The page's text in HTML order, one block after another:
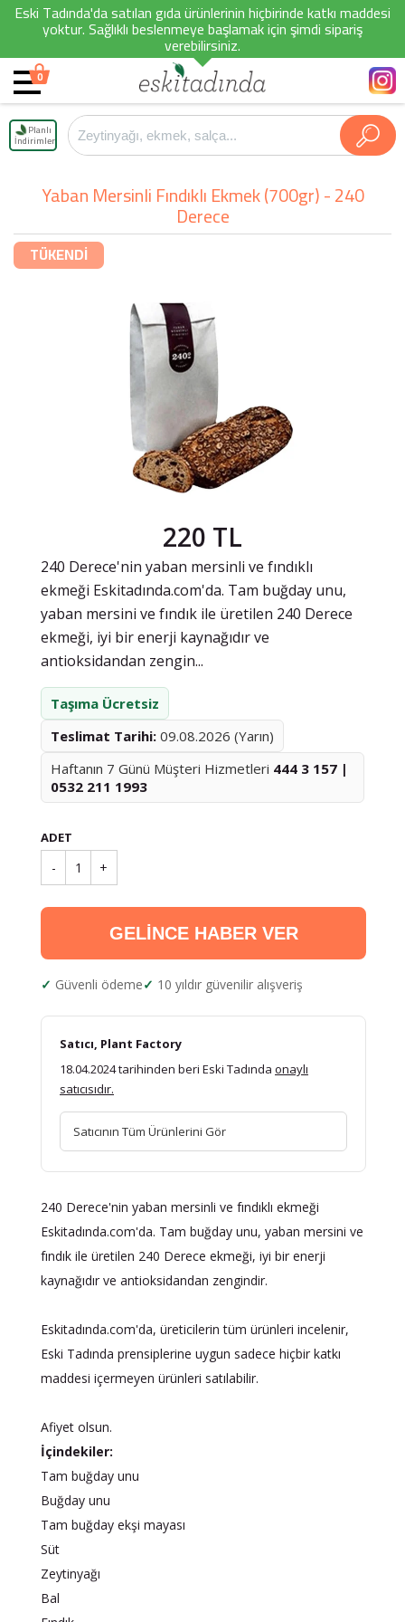
Eski Tadında'da satılan gıda ürünlerinin hiçbirinde katkı maddesi
yoktur. Sağlıklı beslenmeye başlamak için şimdi sipariş
verebilirsiniz.
0
Planlı
İndirimler
Yaban Mersinli Fındıklı Ekmek (700gr) - 240
Derece
TÜKENDİ
220 TL
240 Derece'nin yaban mersinli ve fındıklı
ekmeği Eskitadında.com'da. Tam buğday unu,
yaban mersini ve fındık ile üretilen 240 Derece
ekmeği, iyi bir enerji kaynağıdır ve
antioksidandan zengin...
Taşıma Ücretsiz
Teslimat Tarihi: 09.08.2026 (Yarın)
Haftanın 7 Günü Müşteri Hizmetleri 444 3 157 |
0532 211 1993
ADET
- 1 +
GELİNCE HABER VER
Güvenli ödeme 10 yıldır güvenilir alışveriş
Satıcı, Plant Factory
18.04.2024 tarihinden beri Eski Tadında onaylı
satıcısıdır.
Satıcının Tüm Ürünlerini Gör
240 Derece'nin yaban mersinli ve fındıklı ekmeği
Eskitadında.com'da. Tam buğday unu, yaban mersini ve
fındık ile üretilen 240 Derece ekmeği, iyi bir enerji
kaynağıdır ve antioksidandan zengindir.
Eskitadında.com'da, üreticilerin tüm ürünleri incelenir,
Eski Tadında prensiplerine uygun sadece hiçbir katkı
maddesi içermeyen ürünleri satılabilir.
Afiyet olsun.
İçindekiler:
Tam buğday unu
Buğday unu
Tam buğday ekşi mayası
Süt
Zeytinyağı
Bal